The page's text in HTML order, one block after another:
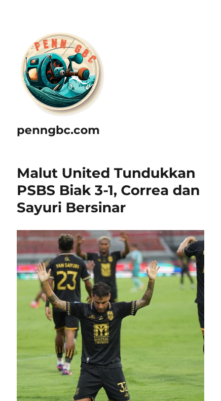
penngbc.com
Malut United Tundukkan
PSBS Biak 3-1, Correa dan
Sayuri Bersinar